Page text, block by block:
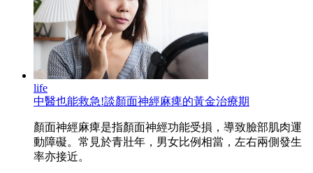
life
中醫也能救急!談顏面神經麻痺的黃金治療期
顏面神經麻痺是指顏面神經功能受損，導致臉部肌肉運
動障礙。常見於青壯年，男女比例相當，左右兩側發生
率亦接近。